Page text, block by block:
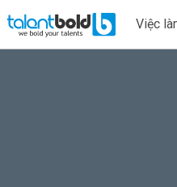
Việc